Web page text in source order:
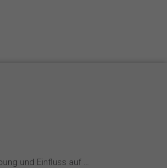
Wahrnehmung KI-generierter Werbung und Einfluss auf Markenvertrauen